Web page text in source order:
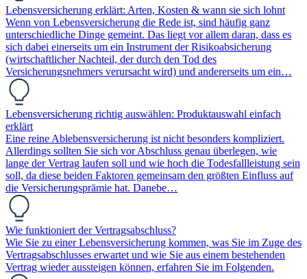
Lebensversicherung erklärt: Arten, Kosten & wann sie sich lohnt
Wenn von Lebensversicherung die Rede ist, sind häufig ganz
unterschiedliche Dinge gemeint. Das liegt vor allem daran, dass es
sich dabei einerseits um ein Instrument der Risikoabsicherung
(wirtschaftlicher Nachteil, der durch den Tod des
Versicherungsnehmers verursacht wird) und andererseits um ein…
Lebensversicherung richtig auswählen: Produktauswahl einfach
erklärt
Eine reine Ablebensversicherung ist nicht besonders kompliziert.
Allerdings sollten Sie sich vor Abschluss genau überlegen, wie
lange der Vertrag laufen soll und wie hoch die Todesfallleistung sein
soll, da diese beiden Faktoren gemeinsam den größten Einfluss auf
die Versicherungsprämie hat. Danebe…
Wie funktioniert der Vertragsabschluss?
Wie Sie zu einer Lebensversicherung kommen, was Sie im Zuge des
Vertragsabschlusses erwartet und wie Sie aus einem bestehenden
Vertrag wieder aussteigen können, erfahren Sie im Folgenden.